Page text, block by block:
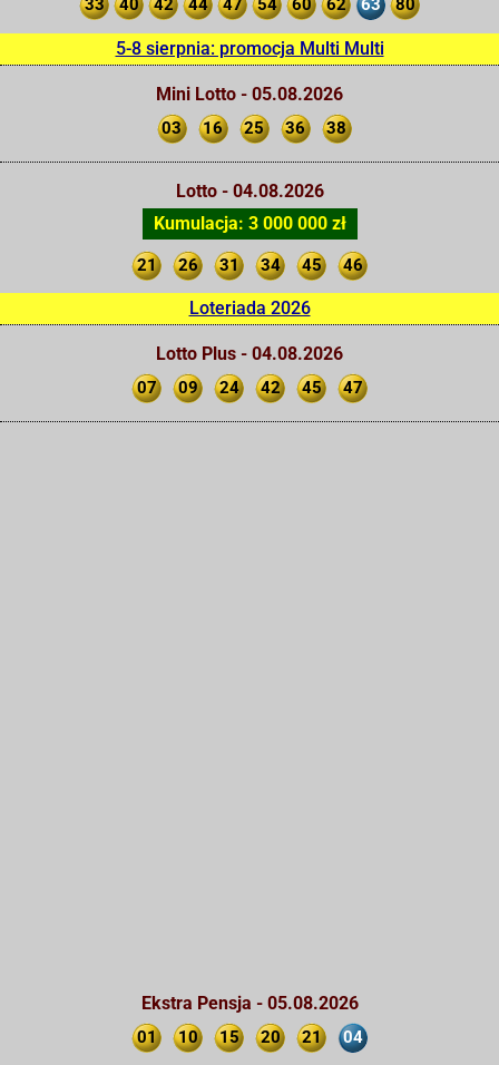
33
40 42 44 47 54 60 62 63 80
5-8 sierpnia: promocja Multi Multi
Mini Lotto - 05.08.2026
03 16 25 36 38
Lotto - 04.08.2026
Kumulacja: 3 000 000 zł
21 26 31 34 45 46
Loteriada 2026
Lotto Plus - 04.08.2026
07 09 24 42 45 47
Ekstra Pensja - 05.08.2026
01 10 15 20 21 04